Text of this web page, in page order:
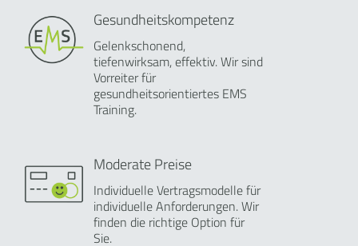
Gesundheitskompetenz
Gelenkschonend,
tiefenwirksam, effektiv. Wir sind
Vorreiter für
gesundheitsorientiertes EMS
Training.
Moderate Preise
Individuelle Vertragsmodelle für
individuelle Anforderungen. Wir
finden die richtige Option für
Sie.